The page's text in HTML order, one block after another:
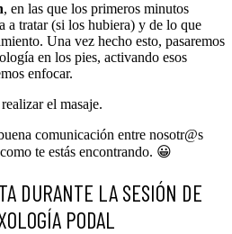
, en las que los primeros minutos
a tratar (si los hubiera) y de lo que
Una vez hecho esto, pasaremos
en los pies, activando esos
enfocar.
el masaje.
comunicación entre nosotr@s
te estás encontrando. 😀
DURANTE LA SESIÓN DE
PODAL